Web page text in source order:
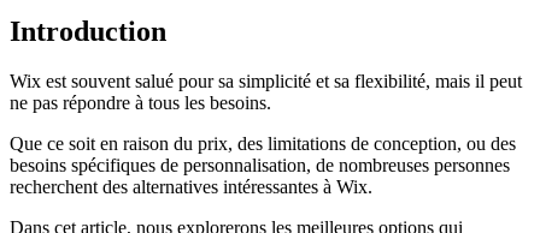
Introduction
Wix est souvent salué pour sa simplicité et sa flexibilité, mais il peut
ne pas répondre à tous les besoins.
Que ce soit en raison du prix, des limitations de conception, ou des
besoins spécifiques de personnalisation, de nombreuses personnes
recherchent des alternatives intéressantes à Wix.
Dans cet article, nous explorerons les meilleures options qui